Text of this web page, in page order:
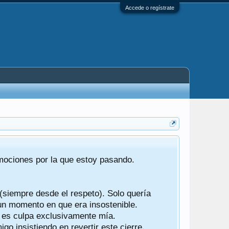
Accede o regístrate
por la que estoy pasando.
desde el respeto). Solo quería
momento en que era insostenible.
culpa exclusivamente mía.
insistiendo en revertir este cierre.